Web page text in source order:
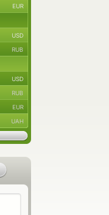
EUR
USD
RUB
USD
RUB
EUR
UAH